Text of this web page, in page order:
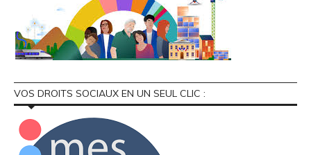
VOS DROITS SOCIAUX EN UN SEUL CLIC :